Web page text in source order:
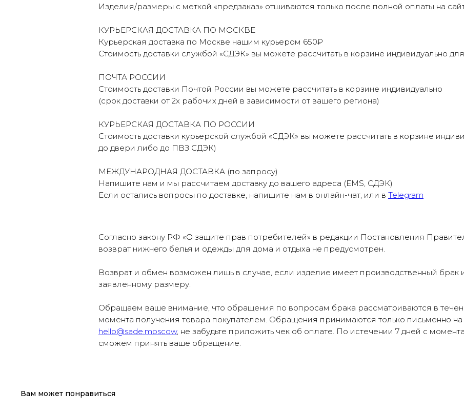
Изделия/размеры с меткой «предзаказ» отшиваются только после полной оплаты на
КУРЬЕРСКАЯ ДОСТАВКА ПО МОСКВЕ
Курьерская доставка по Москве нашим курьером 650₽
Стоимость доставки службой «СДЭК» вы можете рассчитать в корзине индивидуально
ПОЧТА РОССИИ
Стоимость доставки Почтой России вы можете рассчитать в корзине индивидуально
(срок доставки от 2х рабочих дней в зависимости от вашего региона)
КУРЬЕРСКАЯ ДОСТАВКА ПО РОССИИ
Стоимость доставки курьерской службой «СДЭК» вы можете рассчитать в корзине
до двери либо до ПВЗ СДЭК)
МЕЖДУНАРОДНАЯ ДОСТАВКА (по запросу)
Напишите нам и мы рассчитаем доставку до вашего адреса (EMS, СДЭК)
Если остались вопросы по доставке, напишите нам в онлайн-чат, или в Telegram
Согласно закону РФ «О защите прав потребителей» в редакции Постановления
возврат нижнего белья и одежды для дома и отдыха не предусмотрен.
Возврат и обмен возможен лишь в случае, если изделие имеет производственный брак
заявленному размеру.
Обращаем ваше внимание, что обращения по вопросам брака рассматриваются в
момента получения товара покупателем. Обращения принимаются только письменно
hello@sade.moscow, не забудьте приложить чек об оплате. По истечении 7 дней с
сможем принять ваше обращение.
Вам может понравиться